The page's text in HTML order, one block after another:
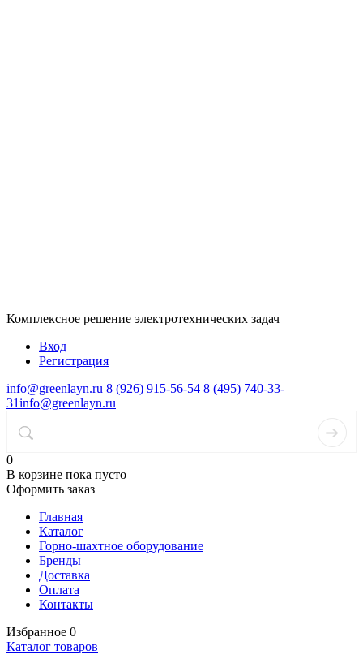
Комплексное решение электротехнических задач
Вход
Регистрация
info@greenlayn.ru 8 (926) 915-56-54 8 (495) 740-33-
31info@greenlayn.ru
0
В корзине пока пусто
Оформить заказ
Главная
Каталог
Горно-шахтное оборудование
Бренды
Доставка
Оплата
Контакты
Избранное 0
Каталог товаров